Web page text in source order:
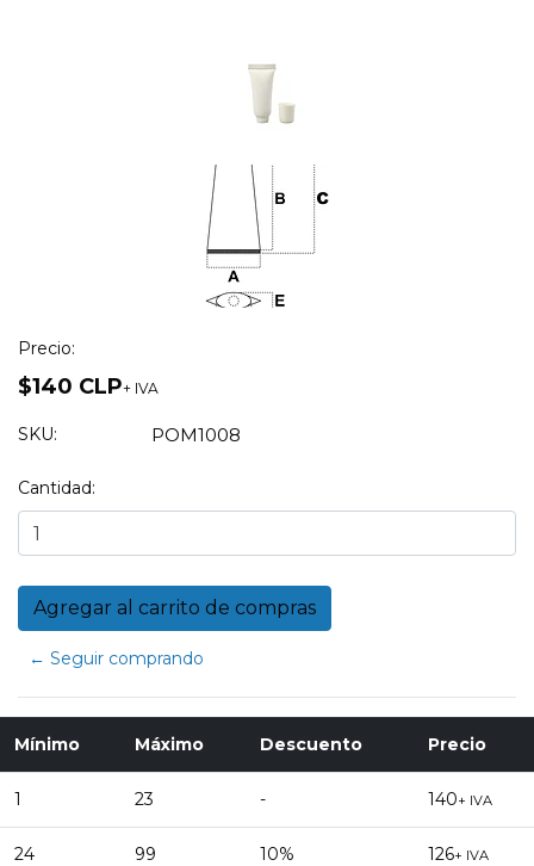
Precio:
$140 CLP+ IVA
SKU: POM1008
Cantidad:
← Seguir comprando
Mínimo Máximo Descuento Precio
1 23 - 140+ IVA
24 99 10% 126+ IVA